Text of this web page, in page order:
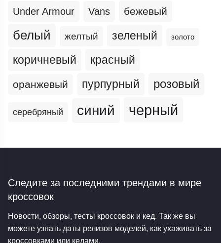
Under Armour Vans бежевый
белый желтый зеленый золото
коричневый красный
оранжевый пурпурный розовый
серебряный синий черный
Следите за последними трендами в мире
кроссовок
Новости, обзоры, тесты кроссовок и кед. Так же вы
можете узнать даты релизов моделей, как ухаживать за
кроссовками или кедами.